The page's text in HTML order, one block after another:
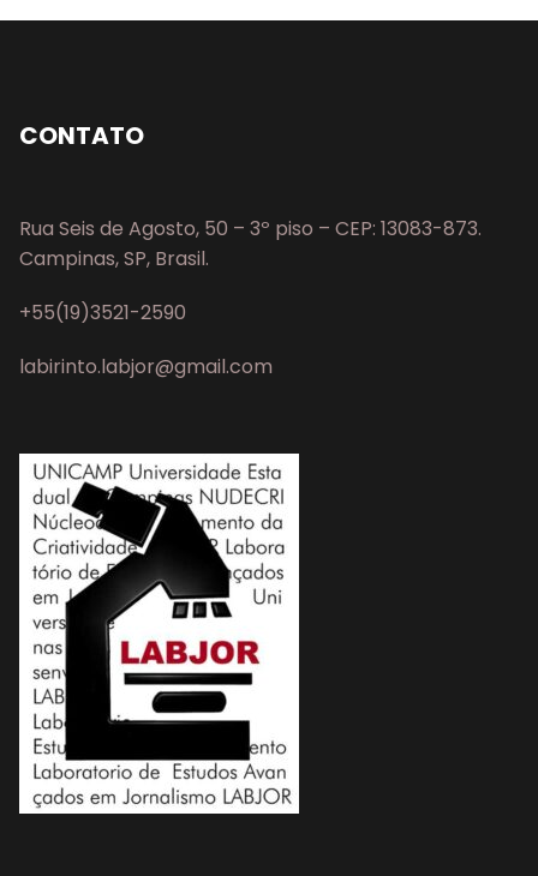
CONTATO
Rua Seis de Agosto, 50 – 3º piso – CEP: 13083-873.
Campinas, SP, Brasil.
+55(19)3521-2590
labirinto.labjor@gmail.com